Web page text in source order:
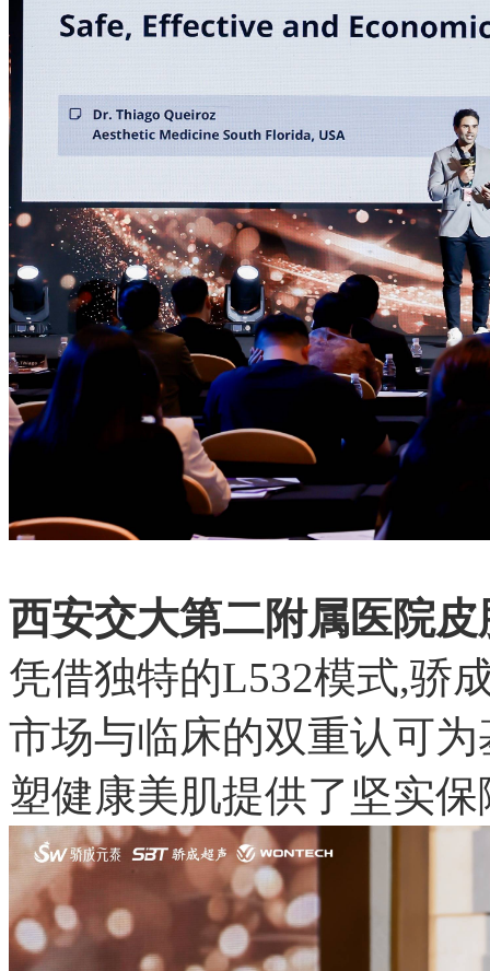
西安交大第二附属医院
凭借独特的L532模式,骄
市场与临床的双重认可
塑健康美肌提供了坚实保